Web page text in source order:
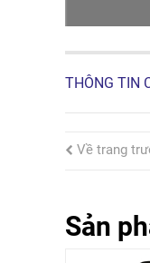
THÔNG TIN
Về trang
Sản